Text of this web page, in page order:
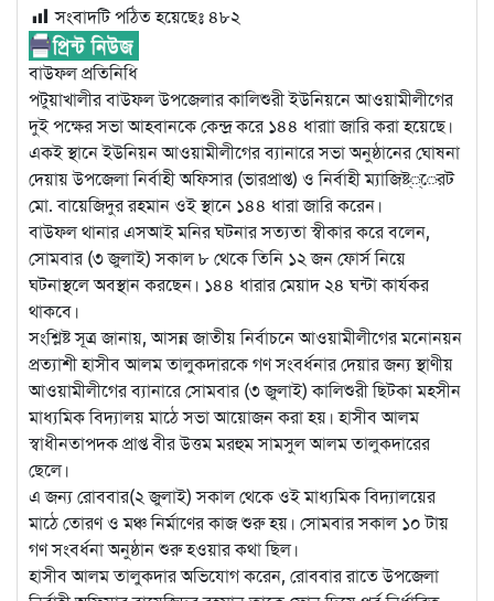
সংবাদটি পঠিত হয়েছেঃ ৪৮২
বাউফল প্রতিনিধি
পটুয়াখালীর বাউফল উপজেলার কালিশুরী ইউনিয়নে আওয়ামীলীগের
দুই পক্ষের সভা আহবানকে কেন্দ্র করে ১৪৪ ধারাা জারি করা হয়েছে।
একই স্থানে ইউনিয়ন আওয়ামীলীগের ব্যানারে সভা অনুষ্ঠানের ঘোষনা
দেয়ায় উপজেলা নির্বাহী অফিসার (ভারপ্রাপ্ত) ও নির্বাহী ম্যাজিষ্ট্্েরট
মো. বায়েজিদুর রহমান ওই স্থানে ১৪৪ ধারা জারি করেন।
বাউফল থানার এসআই মনির ঘটনার সত্যতা স্বীকার করে বলেন,
সোমবার (৩ জুলাই) সকাল ৮ থেকে তিনি ১২ জন ফোর্স নিয়ে
ঘটনাস্থলে অবস্থান করছেন। ১৪৪ ধারার মেয়াদ ২৪ ঘন্টা কার্যকর
থাকবে।
সংশ্লিষ্ট সূত্র জানায়, আসন্ন জাতীয় নির্বাচনে আওয়ামীলীগের মনোনয়ন
প্রত্যাশী হাসীব আলম তালুকদারকে গণ সংবর্ধনার দেয়ার জন্য স্থাণীয়
আওয়ামীলীগের ব্যানারে সোমবার (৩ জুলাই) কালিশুরী ছিটকা মহসীন
মাধ্যমিক বিদ্যালয় মাঠে সভা আয়োজন করা হয়। হাসীব আলম
স্বাধীনতাপদক প্রাপ্ত বীর উত্তম মরহুম সামসুল আলম তালুকদারের
ছেলে।
এ জন্য রোববার(২ জুলাই) সকাল থেকে ওই মাধ্যমিক বিদ্যালয়ের
মাঠে তোরণ ও মঞ্চ নির্মাণের কাজ শুরু হয়। সোমবার সকাল ১০ টায়
গণ সংবর্ধনা অনুষ্ঠান শুরু হওয়ার কথা ছিল।
হাসীব আলম তালুকদার অভিযোগ করেন, রোববার রাতে উপজেলা